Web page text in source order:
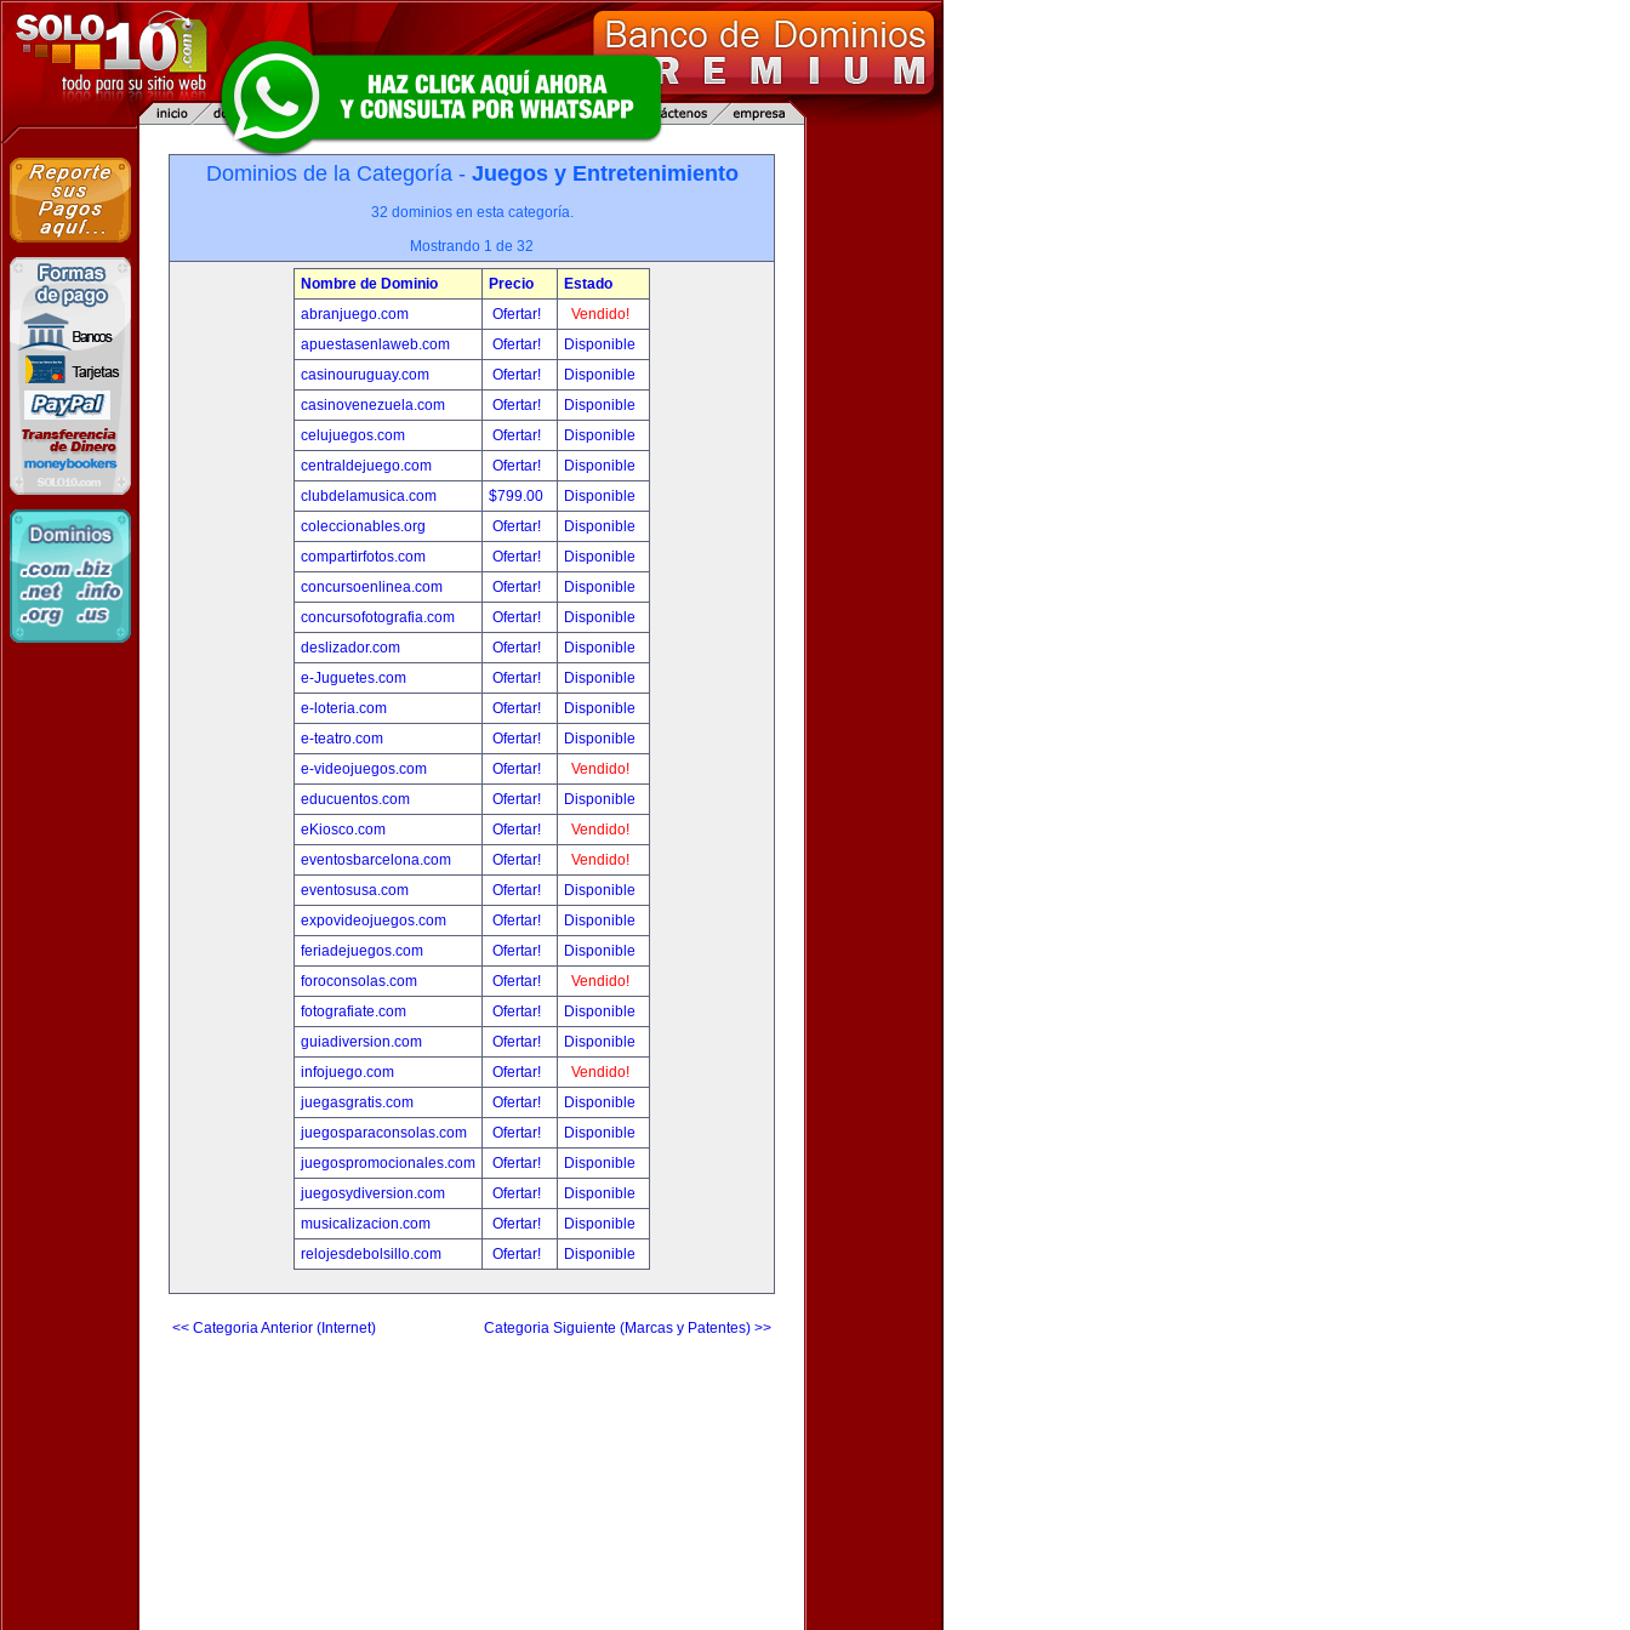
Dominios de la Categoría - Juegos y Entretenimiento
32 dominios en esta categoría.
Mostrando 1 de 32
Nombre de Dominio Precio
Estado
abranjuego.com
Ofertar!
Vendido!
apuestasenlaweb.com
Ofertar!
Disponible
casinouruguay.com
Ofertar!
Disponible
casinovenezuela.com
Ofertar!
Disponible
celujuegos.com
Ofertar!
Disponible
centraldejuego.com
Ofertar!
Disponible
clubdelamusica.com
$799.00
Disponible
coleccionables.org
Ofertar!
Disponible
compartirfotos.com
Ofertar!
Disponible
concursoenlinea.com
Ofertar!
Disponible
concursofotografia.com
Ofertar!
Disponible
deslizador.com
Ofertar!
Disponible
e-Juguetes.com
Ofertar!
Disponible
e-loteria.com
Ofertar!
Disponible
e-teatro.com
Ofertar!
Disponible
e-videojuegos.com
Ofertar!
Vendido!
educuentos.com
Ofertar!
Disponible
eKiosco.com
Ofertar!
Vendido!
eventosbarcelona.com
Ofertar!
Vendido!
eventosusa.com
Ofertar!
Disponible
expovideojuegos.com
Ofertar!
Disponible
feriadejuegos.com
Ofertar!
Disponible
foroconsolas.com
Ofertar!
Vendido!
fotografiate.com
Ofertar!
Disponible
guiadiversion.com
Ofertar!
Disponible
infojuego.com
Ofertar!
Vendido!
juegasgratis.com
Ofertar!
Disponible
juegosparaconsolas.com
Ofertar!
Disponible
juegospromocionales.com
Ofertar!
Disponible
juegosydiversion.com
Ofertar!
Disponible
musicalizacion.com
Ofertar!
Disponible
relojesdebolsillo.com
Ofertar! Disponible
<< Categoria Anterior (Internet) Categoria Siguiente (Marcas y Patentes) >>